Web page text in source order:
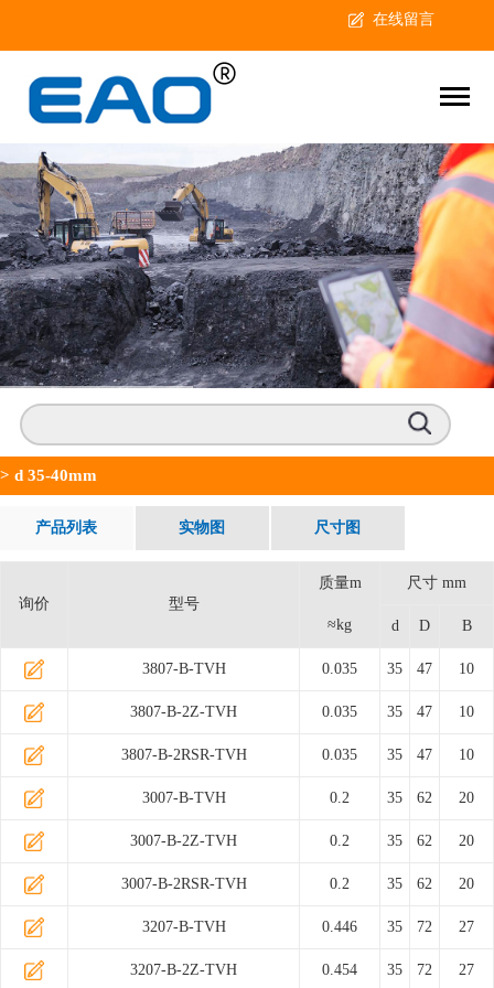
在线留言
> d 35-40mm
产品列表 实物图 尺寸图
询价 型号
质量m
≈kg
尺寸 mm
d D B
3807-B-TVH 0.035 35 47 10
3807-B-2Z-TVH 0.035 35 47 10
3807-B-2RSR-TVH 0.035 35 47 10
3007-B-TVH 0.2 35 62 20
3007-B-2Z-TVH 0.2 35 62 20
3007-B-2RSR-TVH 0.2 35 62 20
3207-B-TVH 0.446 35 72 27
3207-B-2Z-TVH 0.454 35 72 27